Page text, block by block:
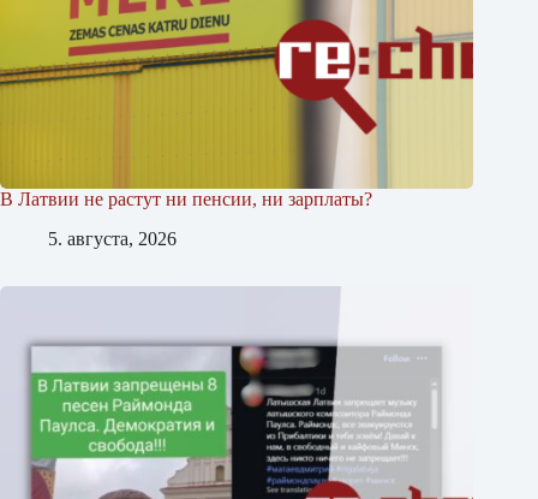
В Латвии не растут ни пенсии, ни зарплаты?
5. августа, 2026